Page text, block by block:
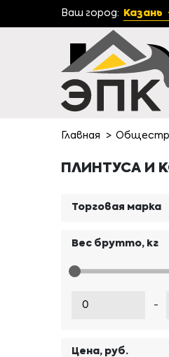
Ваш город: Казань
Главная
ПЛИНТУСА И
Торговая марка
Вес брутто, кг
-
Цена, руб.